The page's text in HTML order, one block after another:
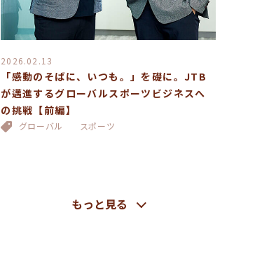
2026.02.13
「感動のそばに、いつも。」を礎に。JTB
が邁進するグローバルスポーツビジネスへ
の挑戦【前編】
グローバル スポーツ
もっと見る